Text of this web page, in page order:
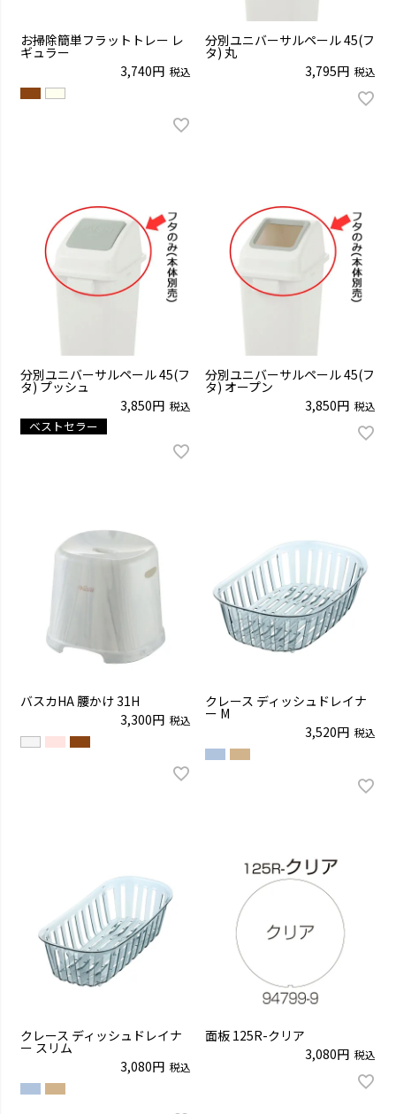
お掃除簡単フラットトレー レ
ギュラー
3,740
税込
分別ユニバーサルペール 45(フ
タ) 丸
3,795
税込
分別ユニバーサルペール 45(フ
タ) プッシュ
3,850
税込
ベストセラー
分別ユニバーサルペール 45(フ
タ) オープン
3,850
税込
バスカHA 腰かけ 31H
3,300
税込
クレース ディッシュドレイナ
ー M
3,520
税込
クレース ディッシュドレイナ
ー スリム
3,080
税込
面板 125R-クリア
3,080
税込